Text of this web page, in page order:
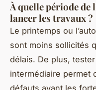
À quelle période de
lancer les travaux ?
Le printemps ou
sont moins sollicités
délais. De plus,
intermédiaire permet